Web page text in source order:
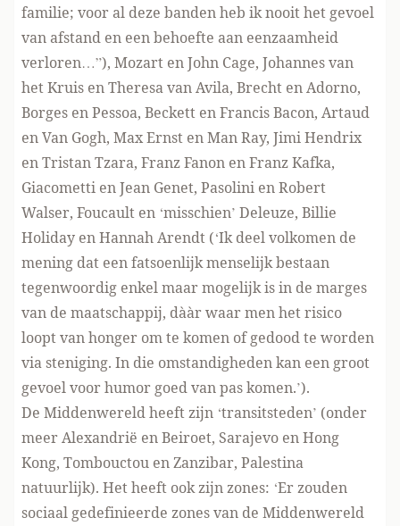
familie; voor al deze banden heb ik nooit het gevoel
van afstand en een behoefte aan eenzaamheid
verloren…”), Mozart en John Cage, Johannes van
het Kruis en Theresa van Avila, Brecht en Adorno,
Borges en Pessoa, Beckett en Francis Bacon, Artaud
en Van Gogh, Max Ernst en Man Ray, Jimi Hendrix
en Tristan Tzara, Franz Fanon en Franz Kafka,
Giacometti en Jean Genet, Pasolini en Robert
Walser, Foucault en ‘misschien’ Deleuze, Billie
Holiday en Hannah Arendt (‘Ik deel volkomen de
mening dat een fatsoenlijk menselijk bestaan
tegenwoordig enkel maar mogelijk is in de marges
van de maatschappij, dààr waar men het risico
loopt van honger om te komen of gedood te worden
via steniging. In die omstandigheden kan een groot
gevoel voor humor goed van pas komen.’).
De Middenwereld heeft zijn ‘transitsteden’ (onder
meer Alexandrië en Beiroet, Sarajevo en Hong
Kong, Tombouctou en Zanzibar, Palestina
natuurlijk). Het heeft ook zijn zones: ‘Er zouden
sociaal gedefinieerde zones van de Middenwereld